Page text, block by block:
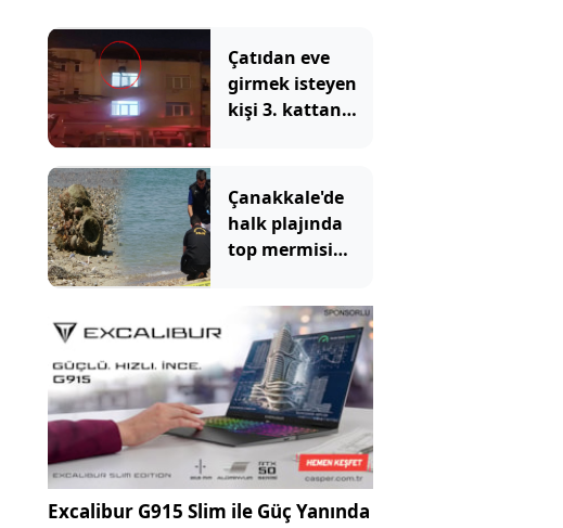
Çatıdan eve
girmek isteyen
kişi 3. kattan
Çanakkale'de
halk plajında
top mermisi
Excalibur G915 Slim ile Güç Yanında